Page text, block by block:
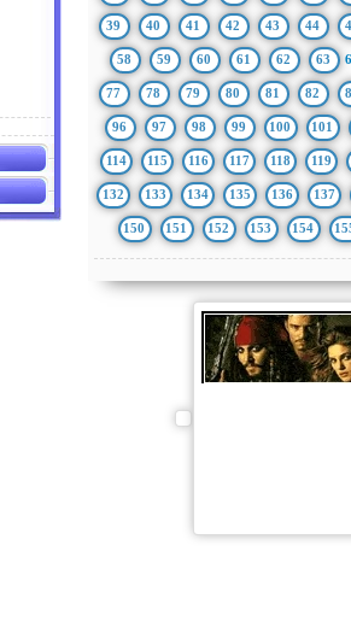
39 40 41 42 43 44
58 59 60 61 62 63
77 78 79 80 81 82
96 97 98 99 100 101
114 115 116 117 118 119
132 133 134 135 136 137
150 151 152 153 154